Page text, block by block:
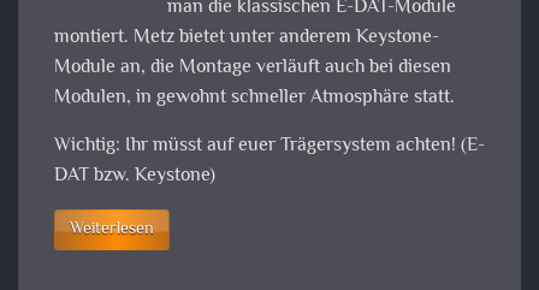
man die klassischen E-DAT-Module
montiert. Metz bietet unter anderem Keystone-
Module an, die Montage verläuft auch bei diesen
Modulen, in gewohnt schneller Atmosphäre statt.
Wichtig: Ihr müsst auf euer Trägersystem achten! (E-
DAT bzw. Keystone)
Weiterlesen